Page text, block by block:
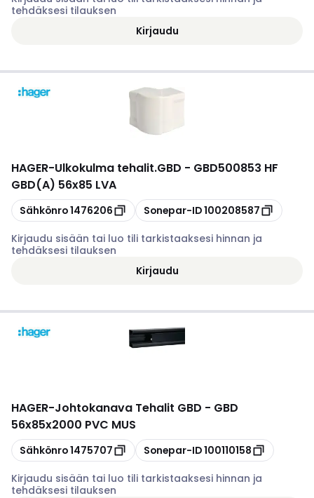
tehdäksesi tilauksen
Kirjaudu
HAGER-Ulkokulma tehalit.GBD - GBD500853 HF
GBD(A) 56x85 LVA
Kopioi
Sähkönro1476206 Kopioi
Sonepar-ID100208587
Kirjaudu sisään tai luo tili tarkistaaksesi hinnan ja
tehdäksesi tilauksen
Kirjaudu
HAGER-Johtokanava Tehalit GBD - GBD
56x85x2000 PVC MUS
Kopioi
Sähkönro1475707 Kopioi
Sonepar-ID100110158
Kirjaudu sisään tai luo tili tarkistaaksesi hinnan ja
tehdäksesi tilauksen